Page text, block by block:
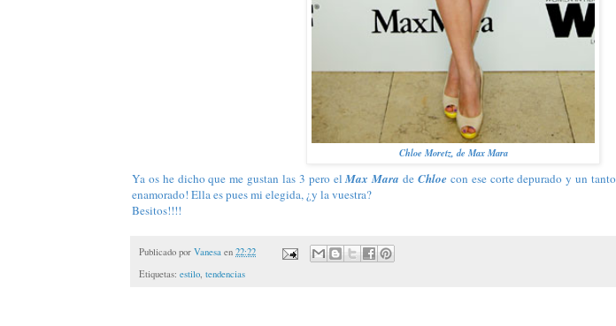
Chloe Moretz, de Max Mara
Ya os he dicho que me gustan las 3 pero elMax Marade Chloecon ese corte depurado y un tanto
enamorado! Ella es pues mi elegida, ¿y la vuestra?
Besitos!!!!
Publicado por Vanesa en 22:22
Etiquetas: estilo, tendencias